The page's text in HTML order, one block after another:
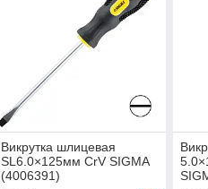
Викрутка шлицевая
SL6.0×125мм CrV SIGMA
(4006391)